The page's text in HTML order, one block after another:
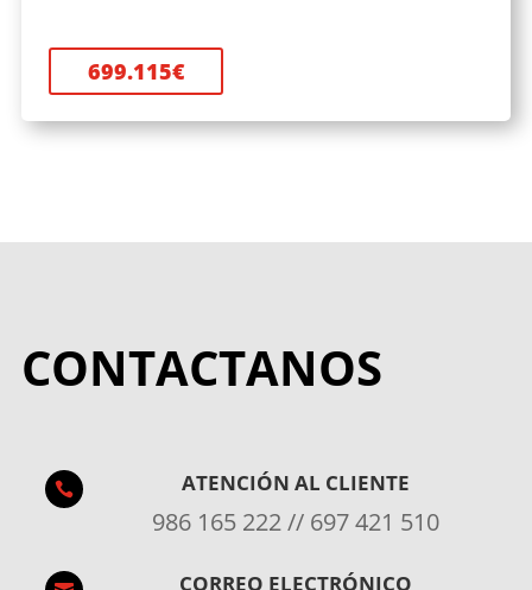
699.115€
CONTACTANOS
 ATENCIÓN AL CLIENTE
986 165 222 // 697 421 510
CORREO ELECTRÓNICO